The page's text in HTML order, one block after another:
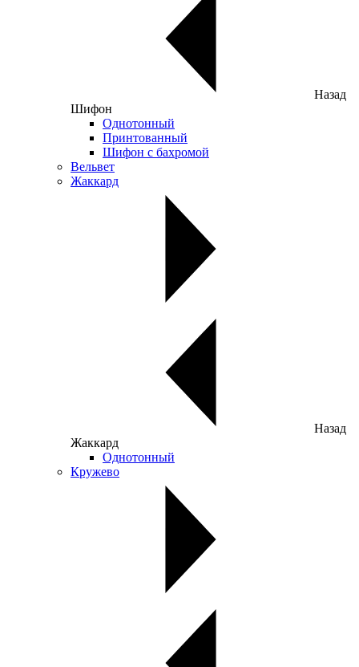
Назад
Шифон
Однотонный
Принтованный
Шифон с бахромой
Вельвет
Жаккард
Назад
Жаккард
Однотонный
Кружево